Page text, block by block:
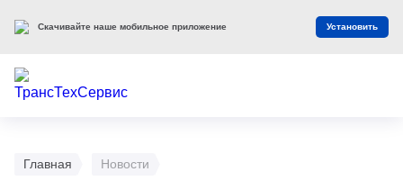
Главная Новости
Скачивайте наше мобильное приложение Установить